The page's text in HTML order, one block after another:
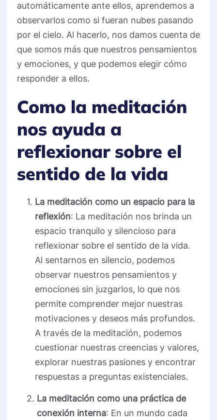
automáticamente ante ellos, aprendemos a
observarlos como si fueran nubes pasando
por el cielo. Al hacerlo, nos damos cuenta de
que somos más que nuestros pensamientos
y emociones, y que podemos elegir cómo
responder a ellos.
Como la meditación
nos ayuda a
reflexionar sobre el
sentido de la vida
La meditación como un espacio para la
reflexión: La meditación nos brinda un
espacio tranquilo y silencioso para
reflexionar sobre el sentido de la vida.
Al sentarnos en silencio, podemos
observar nuestros pensamientos y
emociones sin juzgarlos, lo que nos
permite comprender mejor nuestras
motivaciones y deseos más profundos.
A través de la meditación, podemos
cuestionar nuestras creencias y valores,
explorar nuestras pasiones y encontrar
respuestas a preguntas existenciales.
La meditación como una práctica de
conexión interna: En un mundo cada